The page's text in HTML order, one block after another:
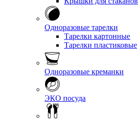
Одноразовые тарелки
Тарелки картонные
Тарелки пластиковые
Одноразовые креманки
ЭКО посуда